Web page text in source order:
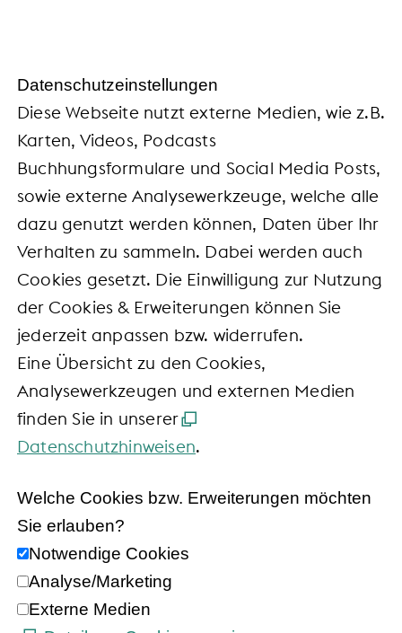
Daten­schutz­ein­stel­lun­gen
Diese Webseite nutzt externe Medien, wie z.B.
Karten, Videos, Podcasts
Buchhungsformulare und Social Media Posts,
sowie externe Analysewerkzeuge, welche alle
dazu genutzt werden können, Daten über Ihr
Verhalten zu sammeln. Dabei werden auch
Cookies gesetzt. Die Einwilligung zur Nutzung
der Cookies & Erweiterungen können Sie
jederzeit anpassen bzw. widerrufen.
Eine Übersicht zu den Cookies,
Analysewerkzeugen und externen Medien
finden Sie in unserer
Datenschutzhinweisen.
Welche Cookies bzw. Erweiterungen möchten
Sie erlauben?
Notwendige Cookies
Analyse/Marketing
Externe Medien